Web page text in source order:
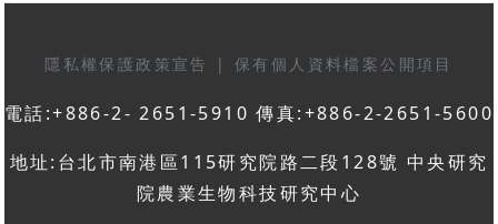
隱私權保護政策宣告 | 保有個人資料檔案公開項目
電話:+886-2- 2651-5910 傳真:+886-2-2651-5600
地址:台北市南港區115研究院路二段128號 中央研究
院農業生物科技研究中心